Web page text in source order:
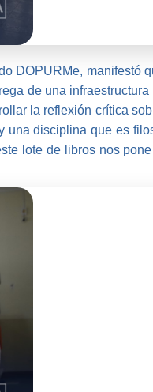
DOPURMe, manifestó
de una infraestructura
la reflexión crítica
una disciplina que es
lote de libros nos